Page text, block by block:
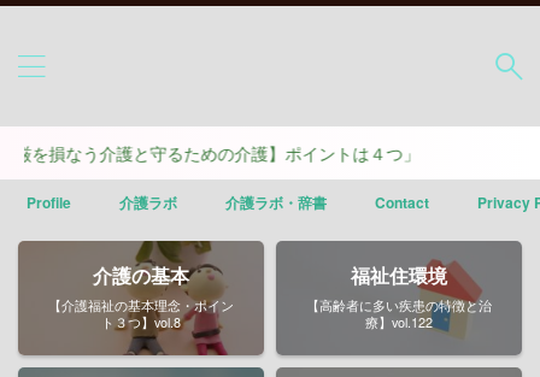
う介護と守るための介護】ポイントは４つ」
Profile 介護ラボ 介護ラボ・辞書 Contact Privacy
介護の基本
【介護福祉の基本理念・ポイン
ト３つ】vol.8
福祉住環境
【高齢者に多い疾患の特徴と治
療】vol.122